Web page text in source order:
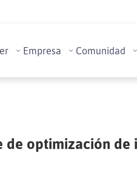
Empresa Comunidad
optimización de